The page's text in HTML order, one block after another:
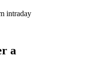
intraday
a